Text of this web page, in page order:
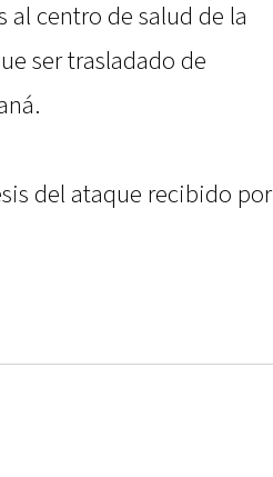
centro de salud de la
ser trasladado de
del ataque recibido por